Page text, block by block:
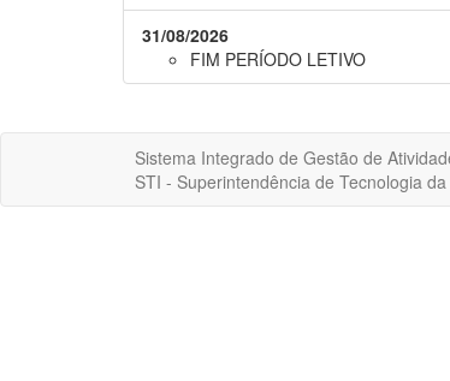
31/08/2026
FIM PERÍODO LETIVO
Sistema Integrado de Gestão de
STI - Superintendência de Tecnologia